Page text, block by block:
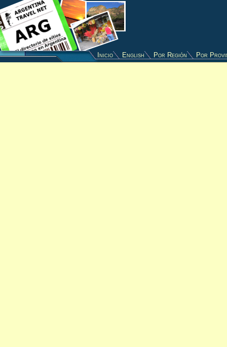
Inicio English Por Región Por